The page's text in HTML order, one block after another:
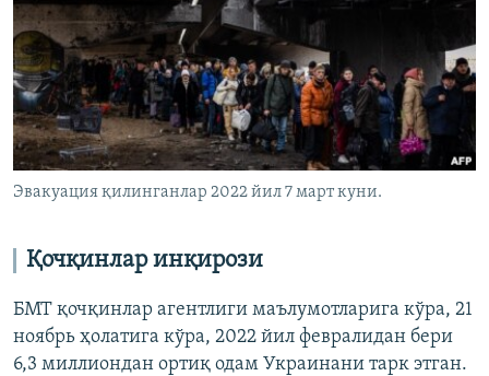
Эвакуация қилинганлар 2022 йил 7 март куни.
Қочқинлар инқирози
БМТ қочқинлар агентлиги маълумотларига кўра, 21
ноябрь ҳолатига кўра, 2022 йил февралидан бери
6,3 миллиондан ортиқ одам Украинани тарк этган.